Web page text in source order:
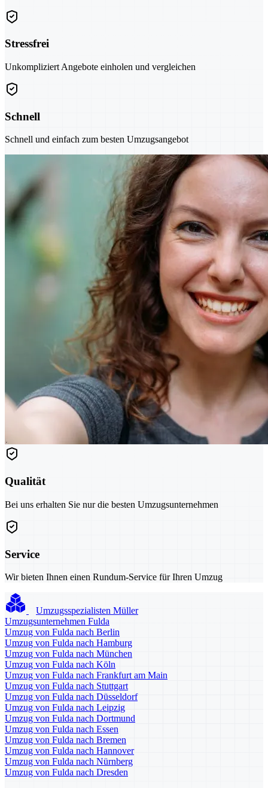
Stressfrei
Unkompliziert Angebote einholen und vergleichen
Schnell
Schnell und einfach zum besten Umzugsangebot
Qualität
Bei uns erhalten Sie nur die besten Umzugsunternehmen
Service
Wir bieten Ihnen einen Rundum-Service für Ihren Umzug
Umzugsspezialisten Müller
Umzugsunternehmen Fulda
Umzug von Fulda nach Berlin
Umzug von Fulda nach Hamburg
Umzug von Fulda nach München
Umzug von Fulda nach Köln
Umzug von Fulda nach Frankfurt am Main
Umzug von Fulda nach Stuttgart
Umzug von Fulda nach Düsseldorf
Umzug von Fulda nach Leipzig
Umzug von Fulda nach Dortmund
Umzug von Fulda nach Essen
Umzug von Fulda nach Bremen
Umzug von Fulda nach Hannover
Umzug von Fulda nach Nürnberg
Umzug von Fulda nach Dresden